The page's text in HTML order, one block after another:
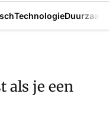
Technologie
als je een